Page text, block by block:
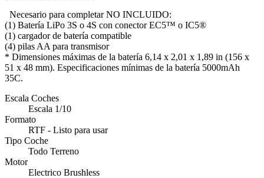
Necesario para completar NO INCLUIDO:
(1) Batería LiPo 3S o 4S con conector EC5™ o IC5®
(1) cargador de batería compatible
(4) pilas AA para transmisor
* Dimensiones máximas de la batería 6,14 x 2,01 x 1,89 in (156 x
51 x 48 mm). Especificaciones mínimas de la batería 5000mAh
35C.
Escala Coches
Escala 1/10
Formato
RTF - Listo para usar
Tipo Coche
Todo Terreno
Motor
Electrico Brushless